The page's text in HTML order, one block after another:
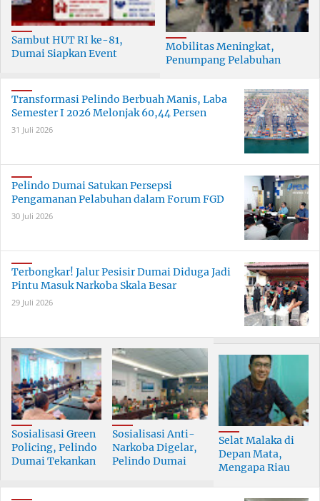
Sambut HUT RI ke-81,
Dumai Siapkan Event
Mobilitas Meningkat,
Penumpang Pelabuhan
Transformasi Pelindo Berbuah Manis, Laba
Semester I 2026 Melonjak 60,44 Persen
31 Juli 2026
Pelindo Dumai Satukan Persepsi
Pengamanan Pelabuhan dalam Forum FGD
30 Juli 2026
Terbongkar! Jalur Pesisir Dumai Diduga Jadi
Pintu Masuk Narkoba Skala Besar
29 Juli 2026
Sosialisasi Green
Policing, Pelindo
Dumai Tekankan
Bersama
Sosialisasi Anti-
Narkoba Digelar,
Pelindo Dumai
Berkualitas
Selat Malaka di
Depan Mata,
Mengapa Riau